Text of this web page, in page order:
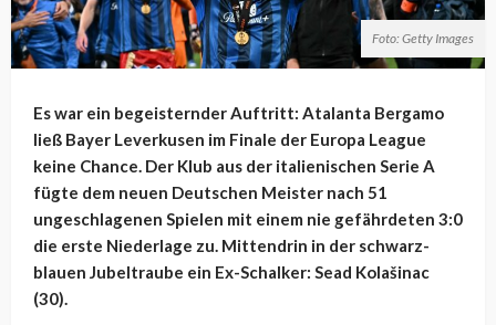
Foto: Getty Images
Es war ein begeisternder Auftritt: Atalanta Bergamo
ließ Bayer Leverkusen im Finale der Europa League
keine Chance. Der Klub aus der italienischen Serie A
fügte dem neuen Deutschen Meister nach 51
ungeschlagenen Spielen mit einem nie gefährdeten 3:0
die erste Niederlage zu. Mittendrin in der schwarz-
blauen Jubeltraube ein Ex-Schalker: Sead Kolašinac
(30).